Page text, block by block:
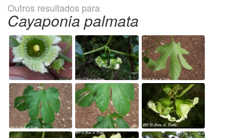
Outros resultados para
Cayaponia palmata